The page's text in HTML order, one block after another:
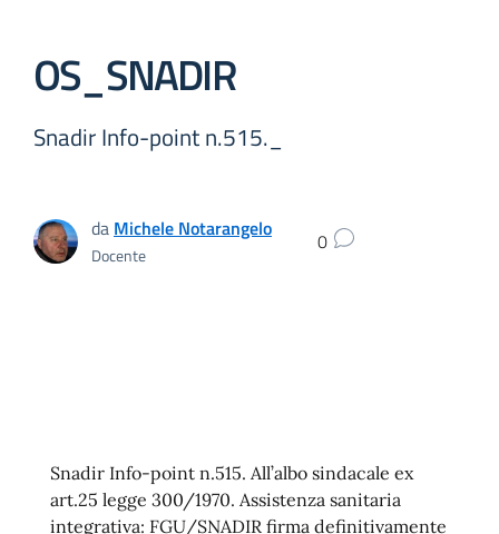
OS_SNADIR
Snadir Info-point n.515._
da Michele Notarangelo
Docente 0
Snadir Info-point n.515. All’albo sindacale ex
art.25 legge 300/1970. Assistenza sanitaria
integrativa: FGU/SNADIR firma definitivamente